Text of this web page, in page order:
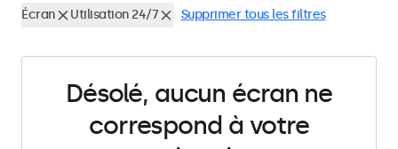
Écran Utilisation 24/7 Supprimer tous les filtres
Désolé, aucun écran ne
correspond à votre